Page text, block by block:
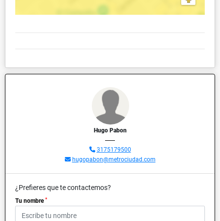
Hugo Pabon
3175179500
hugopabon@metrociudad.com
¿Prefieres que te contactemos?
Tu nombre *